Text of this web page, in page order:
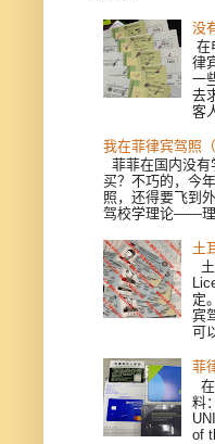
没
在
律
一
去
客
我在菲律宾驾照
菲菲在国内没有
买？不巧的，今
照，还得要飞到
驾校学理论——
土
定
宾
可
菲
料
of